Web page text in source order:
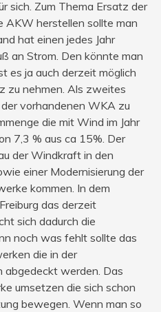
sich. Zum Thema Ersatz der
AKW herstellen sollte man
hat einen jedes Jahr
an Strom. Den könnte man
es ja auch derzeit möglich
zu nehmen. Als zweites
vorhandenen WKA zu
die mit Wind im Jahr
7,3 % aus ca 15%. Der
der Windkraft in den
einer Modernisierung der
kommen. In dem
das derzeit
sich dadurch die
noch was fehlt sollte das
die in der
abgedeckt werden. Das
umsetzen die sich schon
bewegen. Wenn man so